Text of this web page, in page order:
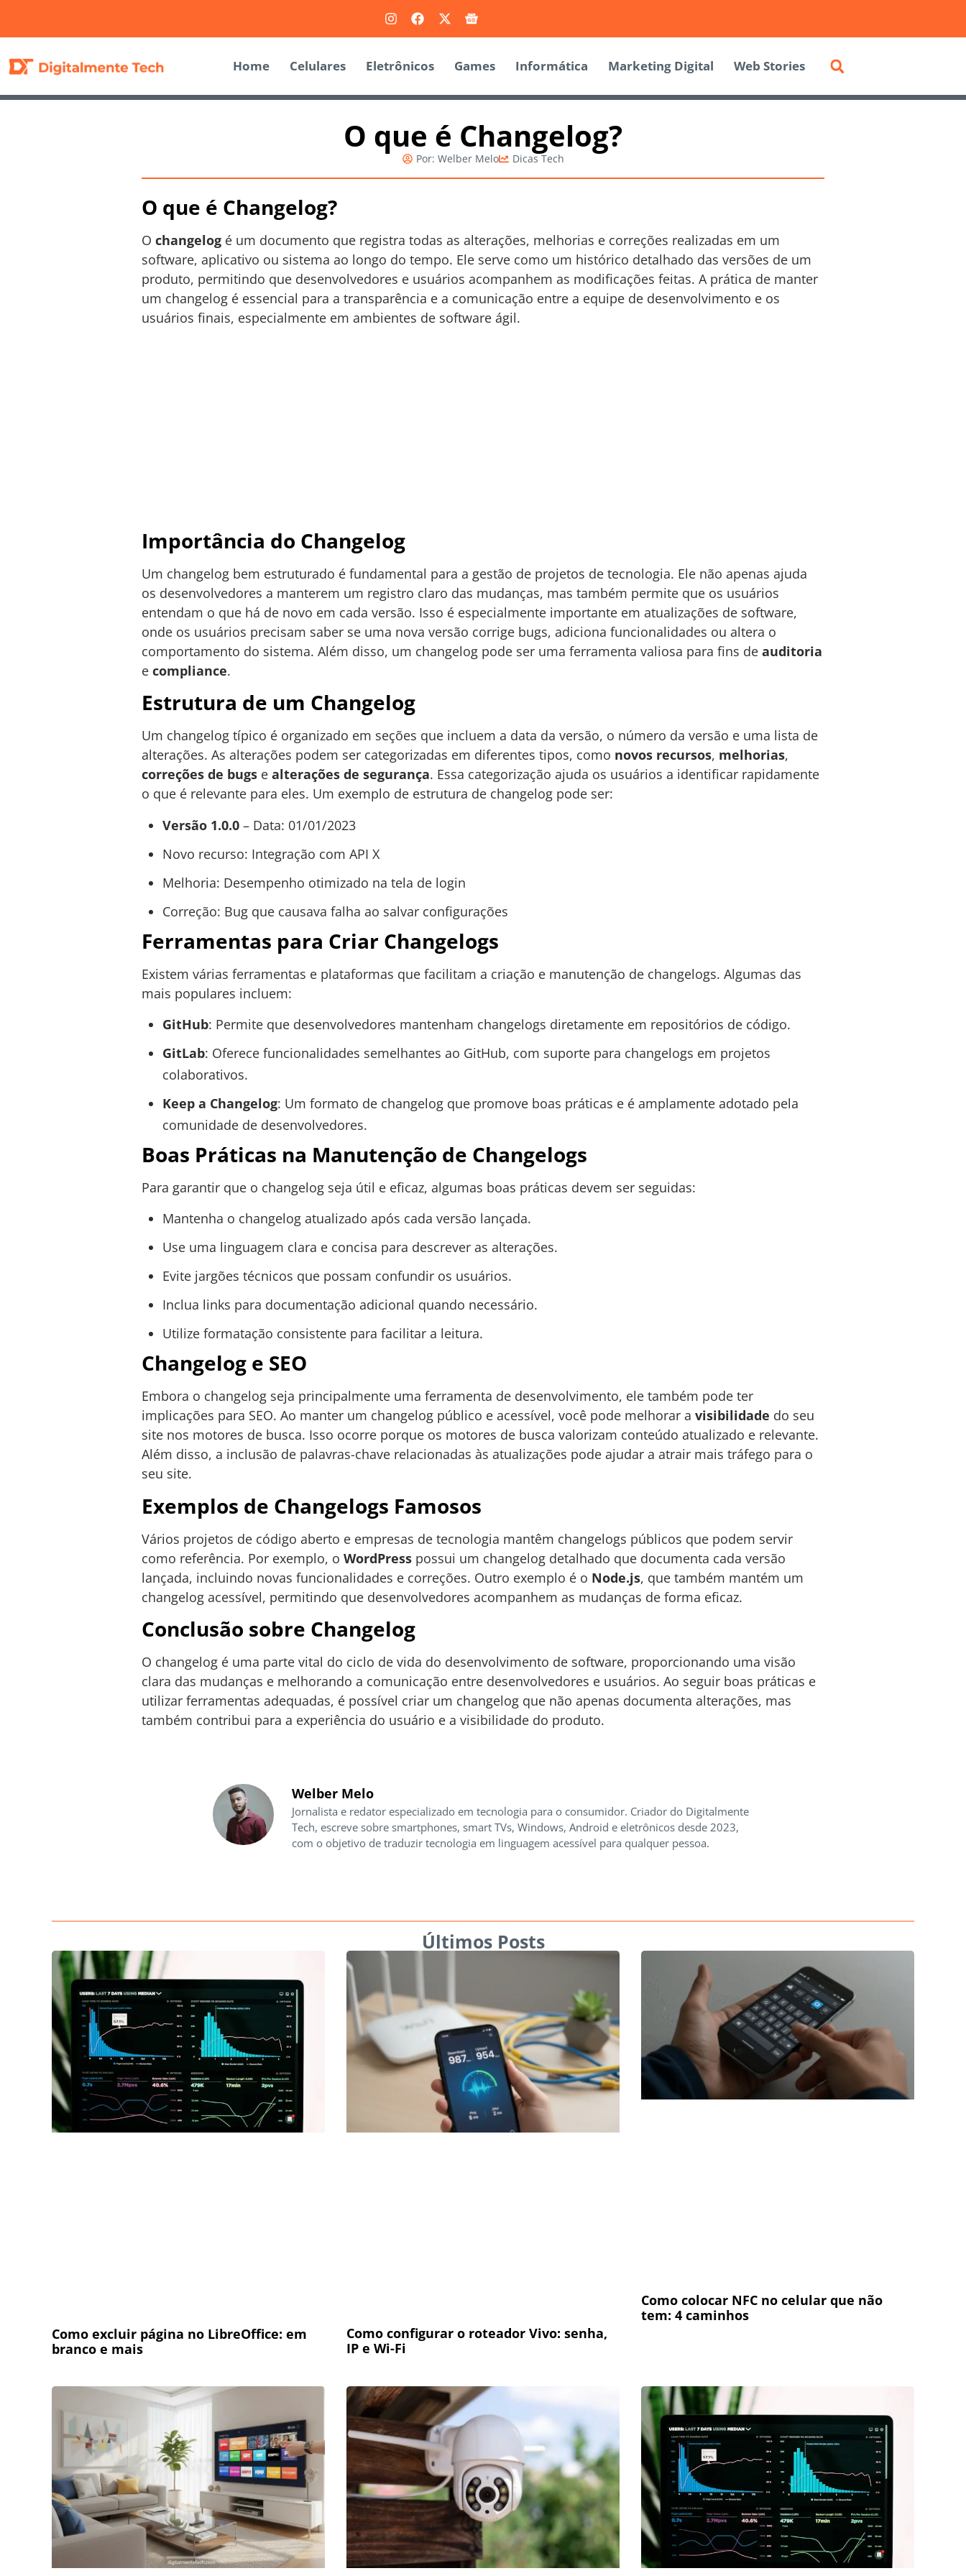
Home Celulares Eletrônicos Games Informática Marketing Digital Web Stories
O que é Changelog?
Por: Welber Melo Dicas Tech
O que é Changelog?
O changelog é um documento que registra todas as alterações, melhorias e correções realizadas em um
software, aplicativo ou sistema ao longo do tempo. Ele serve como um histórico detalhado das versões de um
produto, permitindo que desenvolvedores e usuários acompanhem as modificações feitas. A prática de manter
um changelog é essencial para a transparência e a comunicação entre a equipe de desenvolvimento e os
usuários finais, especialmente em ambientes de software ágil.
Importância do Changelog
Um changelog bem estruturado é fundamental para a gestão de projetos de tecnologia. Ele não apenas ajuda
os desenvolvedores a manterem um registro claro das mudanças, mas também permite que os usuários
entendam o que há de novo em cada versão. Isso é especialmente importante em atualizações de software,
onde os usuários precisam saber se uma nova versão corrige bugs, adiciona funcionalidades ou altera o
comportamento do sistema. Além disso, um changelog pode ser uma ferramenta valiosa para fins de auditoria
e compliance.
Estrutura de um Changelog
Um changelog típico é organizado em seções que incluem a data da versão, o número da versão e uma lista de
alterações. As alterações podem ser categorizadas em diferentes tipos, como novos recursos, melhorias,
correções de bugs e alterações de segurança. Essa categorização ajuda os usuários a identificar rapidamente
o que é relevante para eles. Um exemplo de estrutura de changelog pode ser:
Versão 1.0.0– Data: 01/01/2023
Novo recurso: Integração com API X
Melhoria: Desempenho otimizado na tela de login
Correção: Bug que causava falha ao salvar configurações
Ferramentas para Criar Changelogs
Existem várias ferramentas e plataformas que facilitam a criação e manutenção de changelogs. Algumas das
mais populares incluem:
GitHub: Permite que desenvolvedores mantenham changelogs diretamente em repositórios de código.
GitLab: Oferece funcionalidades semelhantes ao GitHub, com suporte para changelogs em projetos
colaborativos.
Keep a Changelog: Um formato de changelog que promove boas práticas e é amplamente adotado pela
comunidade de desenvolvedores.
Boas Práticas na Manutenção de Changelogs
Para garantir que o changelog seja útil e eficaz, algumas boas práticas devem ser seguidas:
Mantenha o changelog atualizado após cada versão lançada.
Use uma linguagem clara e concisa para descrever as alterações.
Evite jargões técnicos que possam confundir os usuários.
Inclua links para documentação adicional quando necessário.
Utilize formatação consistente para facilitar a leitura.
Changelog e SEO
Embora o changelog seja principalmente uma ferramenta de desenvolvimento, ele também pode ter
implicações para SEO. Ao manter um changelog público e acessível, você pode melhorar a visibilidade do seu
site nos motores de busca. Isso ocorre porque os motores de busca valorizam conteúdo atualizado e relevante.
Além disso, a inclusão de palavras-chave relacionadas às atualizações pode ajudar a atrair mais tráfego para o
seu site.
Exemplos de Changelogs Famosos
Vários projetos de código aberto e empresas de tecnologia mantêm changelogs públicos que podem servir
como referência. Por exemplo, o WordPress possui um changelog detalhado que documenta cada versão
lançada, incluindo novas funcionalidades e correções. Outro exemplo é o Node.js, que também mantém um
changelog acessível, permitindo que desenvolvedores acompanhem as mudanças de forma eficaz.
Conclusão sobre Changelog
O changelog é uma parte vital do ciclo de vida do desenvolvimento de software, proporcionando uma visão
clara das mudanças e melhorando a comunicação entre desenvolvedores e usuários. Ao seguir boas práticas e
utilizar ferramentas adequadas, é possível criar um changelog que não apenas documenta alterações, mas
também contribui para a experiência do usuário e a visibilidade do produto.
Welber Melo
Jornalista e redator especializado em tecnologia para o consumidor. Criador do Digitalmente
Tech, escreve sobre smartphones, smart TVs, Windows, Android e eletrônicos desde 2023,
com o objetivo de traduzir tecnologia em linguagem acessível para qualquer pessoa.
Últimos Posts
Como excluir página no LibreOffice: em
branco e mais
Como configurar o roteador Vivo: senha,
IP e Wi-Fi
Como colocar NFC no celular que não
tem: 4 caminhos